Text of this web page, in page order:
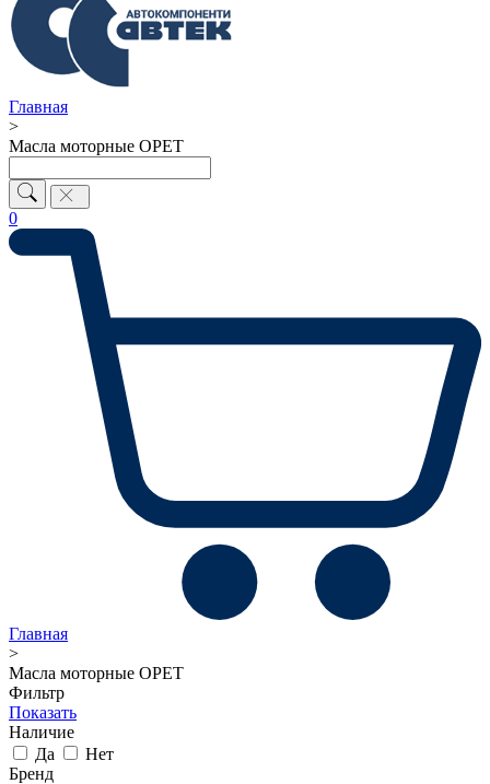
Главная
>
Масла моторные OPET
0
Главная
>
Масла моторные OPET
Фильтр
Показать
Наличие
Да
Нет
Бренд